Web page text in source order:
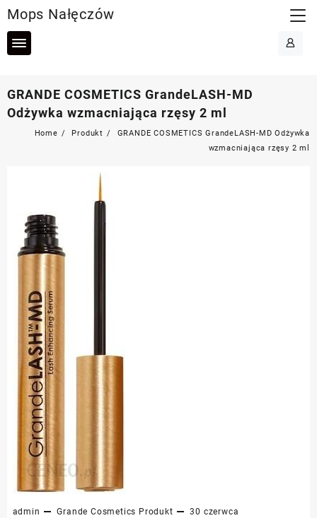
to
content
Mops Nałęczów
GRANDE COSMETICS GrandeLASH-MD
Odżywka wzmacniająca rzęsy 2 ml
Home Produkt
GRANDE COSMETICS GrandeLASH-MD Odżywka
wzmacniająca rzęsy 2 ml
admin Grande Cosmetics Produkt
30 czerwca